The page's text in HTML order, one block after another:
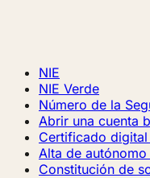
NIE
NIE Verde
Número de la
Abrir una cuenta
Certificado digital
Alta de autónomo
Constitución de